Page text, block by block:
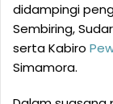
didampingi
Sembiring,
serta Kabiro
Simamora.